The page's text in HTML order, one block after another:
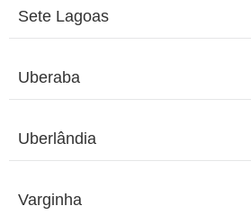
Sete Lagoas
Uberaba
Uberlândia
Varginha